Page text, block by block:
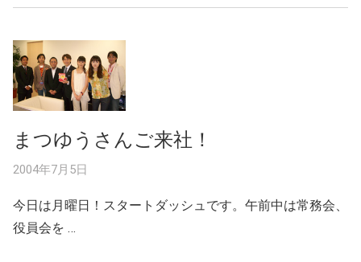
まつゆうさんご来社！
2004年7月5日
今日は月曜日！スタートダッシュです。午前中は常務会、
役員会を …